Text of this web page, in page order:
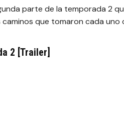
parte de la temporada 2
que tomaron cada uno
2 [Trailer]